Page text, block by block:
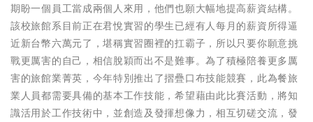
期盼一個員工當成兩個人來用，他們也願大幅地提高薪資結構。
該校旅館系目前正在君悅實習的學生已經有人每月的薪資所得逼
近新台幣六萬元了，堪稱實習圈裡的扛霸子，所以只要你願意挑
戰更厲害的自己，相信脫穎而出不是難事。為了積極陪養更多厲
害的旅館業菁英，今年特別推出了摺疊口布技能競賽，此為餐旅
業人員都需要具備的基本工作技能，希望藉由此比賽活動，將知
識活用於工作技術中，並創造及發揮想像力，相互切磋交流，發